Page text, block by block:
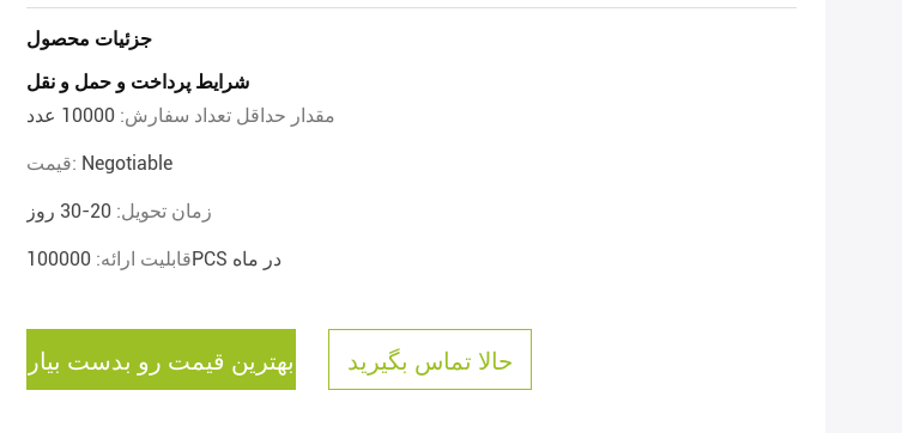
جزئیات محصول
شرایط پرداخت و حمل و نقل
مقدار حداقل تعداد سفارش: 10000 عدد
قیمت: Negotiable
زمان تحویل: 20-30 روز
قابلیت ارائه: 100000PCS در ماه
بهترین قیمت رو بدست بیار حالا تماس بگیرید